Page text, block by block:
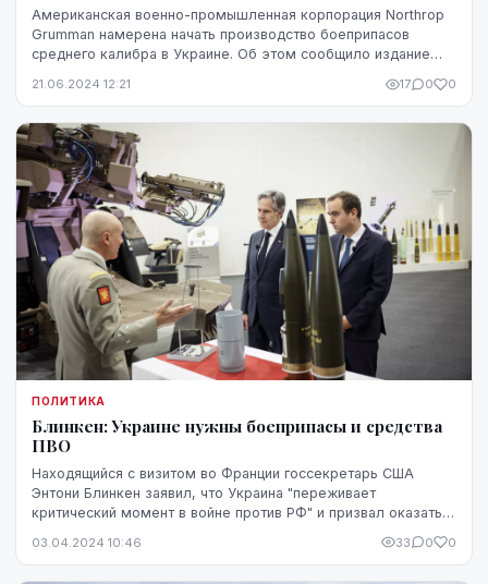
Американская военно-промышленная корпорация Northrop
Grumman намерена начать производство боеприпасов
среднего калибра в Украине. Об этом сообщило издание
21.06.2024 12:21 17 0 0
ПОЛИТИКА
Блинкен: Украине нужны боеприпасы и средства
ПВО
Находящийся с визитом во Франции госсекретарь США
Энтони Блинкен заявил, что Украина "переживает
критический момент в войне против РФ" и призвал оказать
03.04.2024 10:46 33 0 0